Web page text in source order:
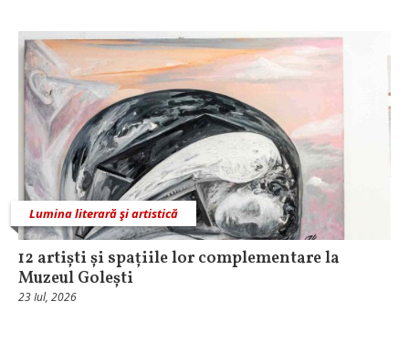
Lumina literară şi artistică
12 artiști și spațiile lor complementare la
Muzeul Golești
23 Iul, 2026